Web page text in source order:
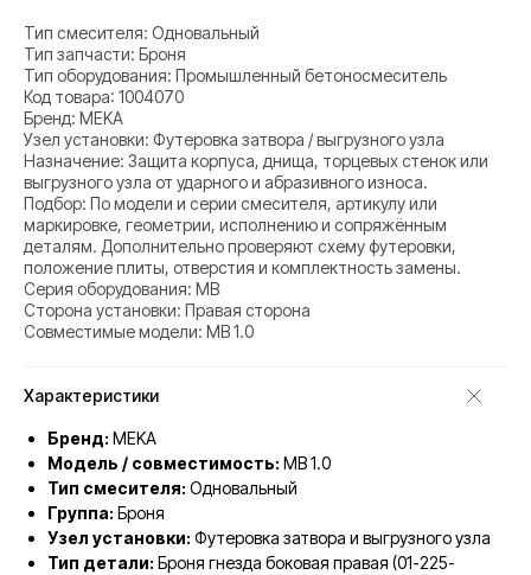
Тип смесителя: Одновальный
Тип запчасти: Броня
Тип оборудования: Промышленный бетоносмеситель
Код товара: 1004070
Бренд: MEKA
Узел установки: Футеровка затвора / выгрузного узла
Назначение: Защита корпуса, днища, торцевых стенок или
выгрузного узла от ударного и абразивного износа.
Подбор: По модели и серии смесителя, артикулу или
маркировке, геометрии, исполнению и сопряжённым
деталям. Дополнительно проверяют схему футеровки,
положение плиты, отверстия и комплектность замены.
Серия оборудования: MB
Сторона установки: Правая сторона
Совместимые модели: MB 1.0
Характеристики
Бренд: MEKA
Модель / совместимость: MB 1.0
Тип смесителя: Одновальный
Группа: Броня
Узел установки: Футеровка затвора и выгрузного узла
Тип детали: Броня гнезда боковая правая (01-225-